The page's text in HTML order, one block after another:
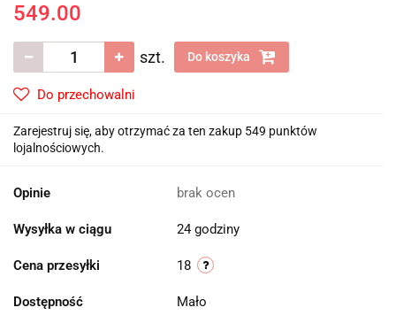
549.00
szt. Do koszyka
Do przechowalni
Zarejestruj się, aby otrzymać za ten zakup 549 punktów
lojalnościowych.
Opinie brak ocen
Wysyłka w ciągu 24 godziny
Cena przesyłki 18
Dostępność Mało